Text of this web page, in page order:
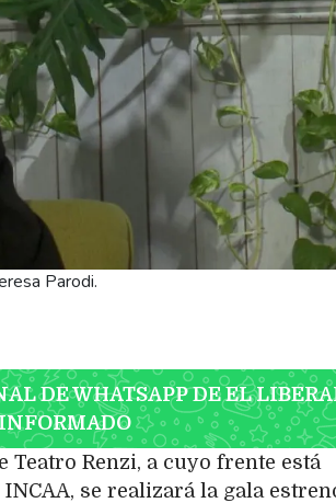
Parodi.
DE WHATSAPP DE EL
Renzi, a cuyo frente está
se realizará la gala